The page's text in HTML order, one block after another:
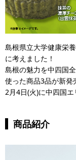
島根県立大学健康栄
に考えました！
島根の魅力を中四国
使った商品3品が新発
2月4日(火)に中四国エ
商品紹介